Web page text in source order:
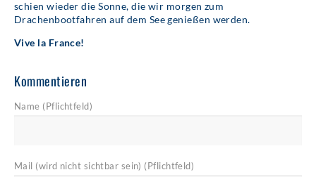
schien wieder die Sonne, die wir morgen zum
Drachenbootfahren auf dem See genießen werden.
Vive la France!
Kommentieren
Name (Pflichtfeld)
Mail (wird nicht sichtbar sein) (Pflichtfeld)